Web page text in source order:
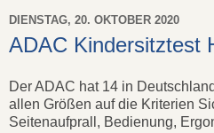
DIENSTAG, 20. OKTOBER 2020
ADAC Kindersitztest
Der ADAC hat 14 in
allen Größen auf die Kriterien
Seitenaufprall, Bedienung,